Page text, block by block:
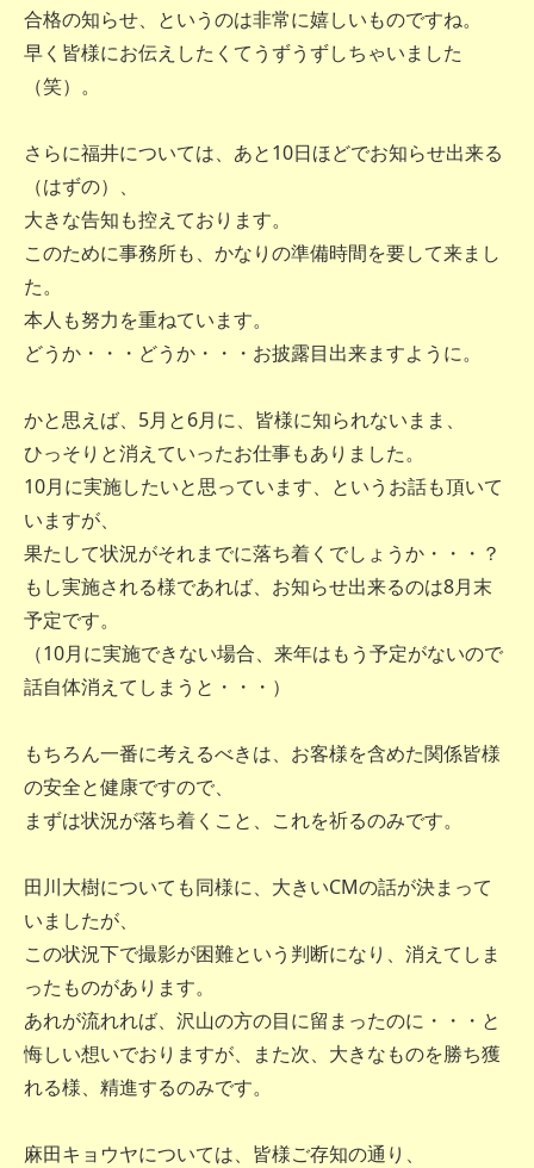
合格の知らせ、というのは非常に嬉しいものですね。
早く皆様にお伝えしたくてうずうずしちゃいました
（笑）。
さらに福井については、あと10日ほどでお知らせ出来る
（はずの）、
大きな告知も控えております。
このために事務所も、かなりの準備時間を要して来まし
た。
本人も努力を重ねています。
どうか・・・どうか・・・お披露目出来ますように。
かと思えば、5月と6月に、皆様に知られないまま、
ひっそりと消えていったお仕事もありました。
10月に実施したいと思っています、というお話も頂いて
いますが、
果たして状況がそれまでに落ち着くでしょうか・・・？
もし実施される様であれば、お知らせ出来るのは8月末
予定です。
（10月に実施できない場合、来年はもう予定がないので
話自体消えてしまうと・・・）
もちろん一番に考えるべきは、お客様を含めた関係皆様
の安全と健康ですので、
まずは状況が落ち着くこと、これを祈るのみです。
田川大樹についても同様に、大きいCMの話が決まって
いましたが、
この状況下で撮影が困難という判断になり、消えてしま
ったものがあります。
あれが流れれば、沢山の方の目に留まったのに・・・と
悔しい想いでおりますが、また次、大きなものを勝ち獲
れる様、精進するのみです。
麻田キョウヤについては、皆様ご存知の通り、